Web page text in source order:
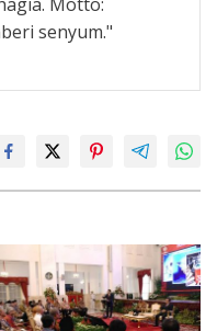
senyum."